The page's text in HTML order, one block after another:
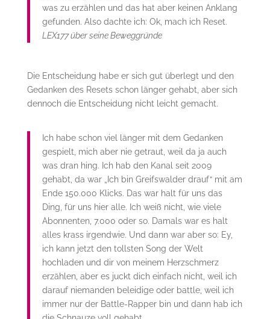
was zu erzählen und das hat aber keinen Anklang
gefunden. Also dachte ich: Ok, mach ich Reset.
LEX177 über seine Beweggründe
Die Entscheidung habe er sich gut überlegt und den
Gedanken des Resets schon länger gehabt, aber sich
dennoch die Entscheidung nicht leicht gemacht.
Ich habe schon viel länger mit dem Gedanken
gespielt, mich aber nie getraut, weil da ja auch
was dran hing. Ich hab den Kanal seit 2009
gehabt, da war „Ich bin Greifswalder drauf“ mit am
Ende 150.000 Klicks. Das war halt für uns das
Ding, für uns hier alle. Ich weiß nicht, wie viele
Abonnenten, 7.000 oder so. Damals war es halt
alles krass irgendwie. Und dann war aber so: Ey,
ich kann jetzt den tollsten Song der Welt
hochladen und dir von meinem Herzschmerz
erzählen, aber es juckt dich einfach nicht, weil ich
darauf niemanden beleidige oder battle, weil ich
immer nur der Battle-Rapper bin und dann hab ich